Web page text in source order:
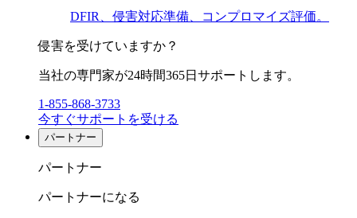
DFIR、侵害対応準備、コンプロマイズ評価。
侵害を受けていますか？
当社の専門家が24時間365日サポートします。
1-855-868-3733
今すぐサポートを受ける
パートナー
パートナー
パートナーになる